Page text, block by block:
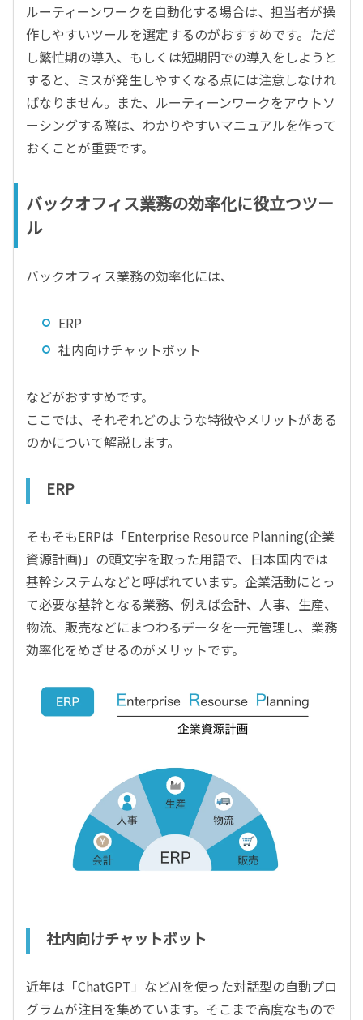
ルーティーンワークを自動化する場合は、担当者が操
作しやすいツールを選定するのがおすすめです。ただ
し繁忙期の導入、もしくは短期間での導入をしようと
すると、ミスが発生しやすくなる点には注意しなけれ
ばなりません。また、ルーティーンワークをアウトソ
ーシングする際は、わかりやすいマニュアルを作って
おくことが重要です。
バックオフィス業務の効率化に役立つツー
ル
バックオフィス業務の効率化には、
ERP
社内向けチャットボット
などがおすすめです。
ここでは、それぞれどのような特徴やメリットがある
のかについて解説します。
ERP
そもそもERPは「Enterprise Resource Planning(企業
資源計画)」の頭文字を取った用語で、日本国内では
基幹システムなどと呼ばれています。企業活動にとっ
て必要な基幹となる業務、例えば会計、人事、生産、
物流、販売などにまつわるデータを一元管理し、業務
効率化をめざせるのがメリットです。
社内向けチャットボット
近年は「ChatGPT」などAIを使った対話型の自動プロ
グラムが注目を集めています。そこまで高度なもので